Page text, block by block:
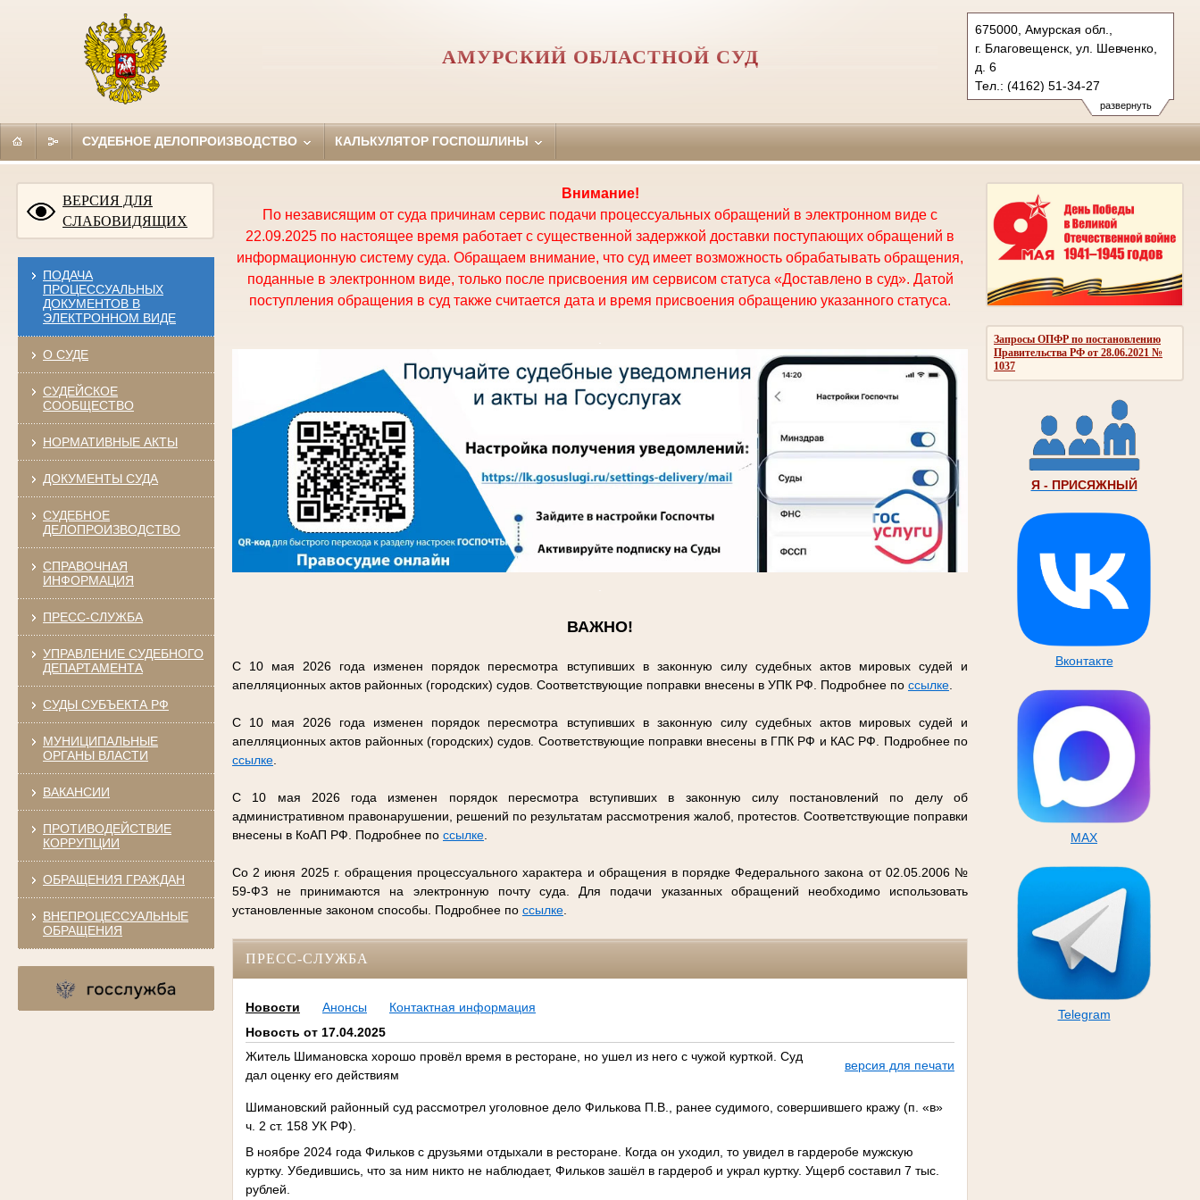
развернуть
675000, Амурская обл.,
г. Благовещенск, ул. Шевченко,
д. 6
Тел.: (4162) 51-34-27
oblsud.amr@sudrf.ru
АМУРСКИЙ ОБЛАСТНОЙ СУД
СУДЕБНОЕ ДЕЛОПРОИЗВОДСТВО КАЛЬКУЛЯТОР ГОСПОШЛИНЫ
ВЕРСИЯ ДЛЯ
СЛАБОВИДЯЩИХ
ПОДАЧА
ПРОЦЕССУАЛЬНЫХ
ДОКУМЕНТОВ В
ЭЛЕКТРОННОМ ВИДЕ
О СУДЕ
СУДЕЙСКОЕ
СООБЩЕСТВО
НОРМАТИВНЫЕ АКТЫ
ДОКУМЕНТЫ СУДА
СУДЕБНОЕ
ДЕЛОПРОИЗВОДСТВО
СПРАВОЧНАЯ
ИНФОРМАЦИЯ
ПРЕСС-СЛУЖБА
УПРАВЛЕНИЕ СУДЕБНОГО
ДЕПАРТАМЕНТА
СУДЫ СУБЪЕКТА РФ
МУНИЦИПАЛЬНЫЕ
ОРГАНЫ ВЛАСТИ
ВАКАНСИИ
ПРОТИВОДЕЙСТВИЕ
КОРРУПЦИИ
ОБРАЩЕНИЯ ГРАЖДАН
ВНЕПРОЦЕССУАЛЬНЫЕ
ОБРАЩЕНИЯ
Запросы ОПФР по постановлению
Правительства РФ от 28.06.2021 №
1037
Я - ПРИСЯЖНЫЙ
Вконтакте
MAX
Telegram
Внимание!
По независящим от суда причинам сервис подачи процессуальных обращений в электронном виде с
22.09.2025 по настоящее время работает с существенной задержкой доставки поступающих обращений в
информационную систему суда. Обращаем внимание, что суд имеет возможность обрабатывать обращения,
поданные в электронном виде, только после присвоения им сервисом статуса «Доставлено в суд». Датой
поступления обращения в суд также считается дата и время присвоения обращению указанного статуса.
ВАЖНО!
С 10 мая 2026 года изменен порядок пересмотра вступивших в законную силу судебных актов мировых судей и
апелляционных актов районных (городских) судов. Соответствующие поправки внесены в УПК РФ. Подробнее по ссылке.
С 10 мая 2026 года изменен порядок пересмотра вступивших в законную силу судебных актов мировых судей и
апелляционных актов районных (городских) судов. Соответствующие поправки внесены в ГПК РФ и КАС РФ. Подробнее по
ссылке.
С 10 мая 2026 года изменен порядок пересмотра вступивших в законную силу постановлений по делу об
административном правонарушении, решений по результатам рассмотрения жалоб, протестов. Соответствующие поправки
внесены в КоАП РФ. Подробнее по ссылке.
Со 2 июня 2025 г. обращения процессуального характера и обращения в порядке Федерального закона от 02.05.2006 №
59-ФЗ не принимаются на электронную почту суда. Для подачи указанных обращений необходимо использовать
установленные законом способы. Подробнее по ссылке.
ПРЕСС-СЛУЖБА
Новости Анонсы
Контактная информация
Новость от 17.04.2025
Житель Шимановска хорошо провёл время в ресторане, но ушел из него с чужой курткой. Суд
дал оценку его действиям
версия для печати
Шимановский районный суд рассмотрел уголовное дело Филькова П.В., ранее судимого, совершившего кражу (п. «в»
ч. 2 ст. 158 УК РФ).
В ноябре 2024 года Фильков с друзьями отдыхали в ресторане. Когда он уходил, то увидел в гардеробе мужскую
куртку. Убедившись, что за ним никто не наблюдает, Фильков зашёл в гардероб и украл куртку. Ущерб составил 7 тыс.
рублей.